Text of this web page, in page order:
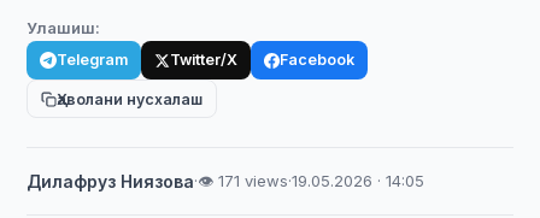
Улашиш:
Telegram Twitter/X Facebook
Ҳаволани нусхалаш
Дилафруз Ниязова·👁 171 views·19.05.2026 · 14:05